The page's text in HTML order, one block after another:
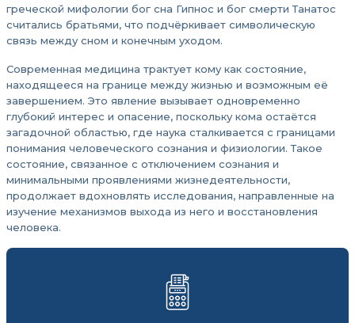
греческой мифологии бог сна Гипнос и бог смерти Танатос
считались братьями, что подчёркивает символическую
связь между сном и конечным уходом.
Современная медицина трактует кому как состояние,
находящееся на границе между жизнью и возможным её
завершением. Это явление вызывает одновременно
глубокий интерес и опасение, поскольку кома остаётся
загадочной областью, где наука сталкивается с границами
понимания человеческого сознания и физиологии. Такое
состояние, связанное с отключением сознания и
минимальными проявлениями жизнедеятельности,
продолжает вдохновлять исследования, направленные на
изучение механизмов выхода из него и восстановления
человека.